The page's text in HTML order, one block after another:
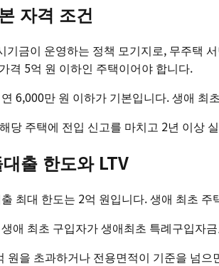
자격 조건
기금이 운영하는 정책 모기지로, 무주택
격 5억 원 이하인 주택이어야 합니다.
6,000만 원 이하가 기본입니다. 생애
당 주택에 전입 신고를 마치고 2년 이상
출 한도와 LTV
최대 한도는 2억 원입니다. 생애 최초
애 최초 구입자가 생애최초 특례구입자
원을 초과하거나 전용면적이 기준을 넘